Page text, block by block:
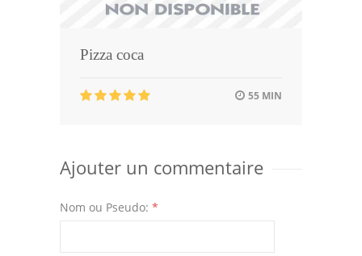
Pizza coca
55 MIN
Ajouter un commentaire
Nom ou Pseudo: *